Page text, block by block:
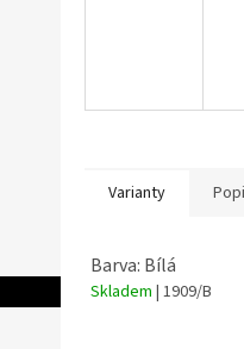
Varianty
Barva: Bílá
Skladem | 1909/B